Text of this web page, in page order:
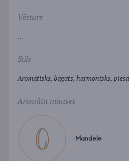
Vēsture
...
Stils
Aromātisks, bagāts, harmonisks,
Aromātu nianses
Mandele